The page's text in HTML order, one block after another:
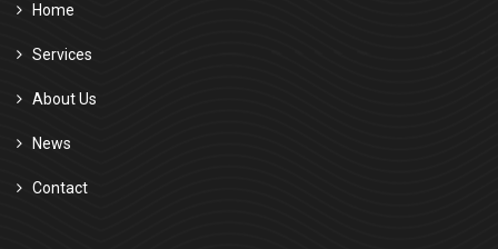
Home
Services
About Us
News
Contact